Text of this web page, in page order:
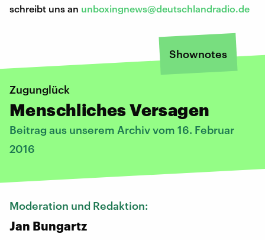
schreibt uns an unboxingnews@deutschlandradio.de
Shownotes
Zugunglück
Menschliches Versagen
Beitrag aus unserem Archiv vom 16. Februar
2016
Moderation und Redaktion:
Jan Bungartz